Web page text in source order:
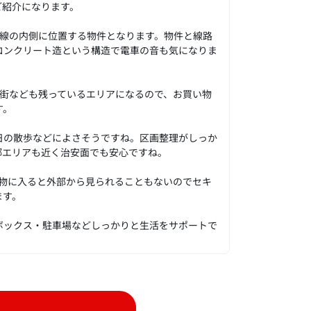
介になります。
の内側に位置する物件となります。物件と線路
クリート造という構造で電車の音も気になりま
なども残っているエリアになるので、お買い物
散歩などによさそうですね。区画整理がしっか
リアも近く治安面でも安心ですね。
に入ると外部から見られることもないのでセキ
。
クス・駐車場などしっかりと生活をサポートで